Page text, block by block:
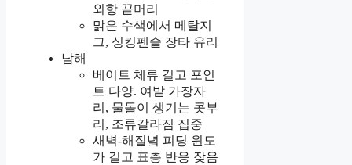
외항 끝머리
맑은 수색에서 메탈지
그, 싱킹펜슬 장타 유리
남해
베이트 체류 길고 포인
트 다양. 여밭 가장자
리, 물돌이 생기는 콧부
리, 조류갈라짐 집중
새벽-해질녘 피딩 윈도
가 길고 표층 반응 잦음